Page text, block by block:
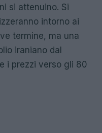
si attenuino. Si
intorno ai
termine, ma una
iraniano dal
i prezzi verso gli 80